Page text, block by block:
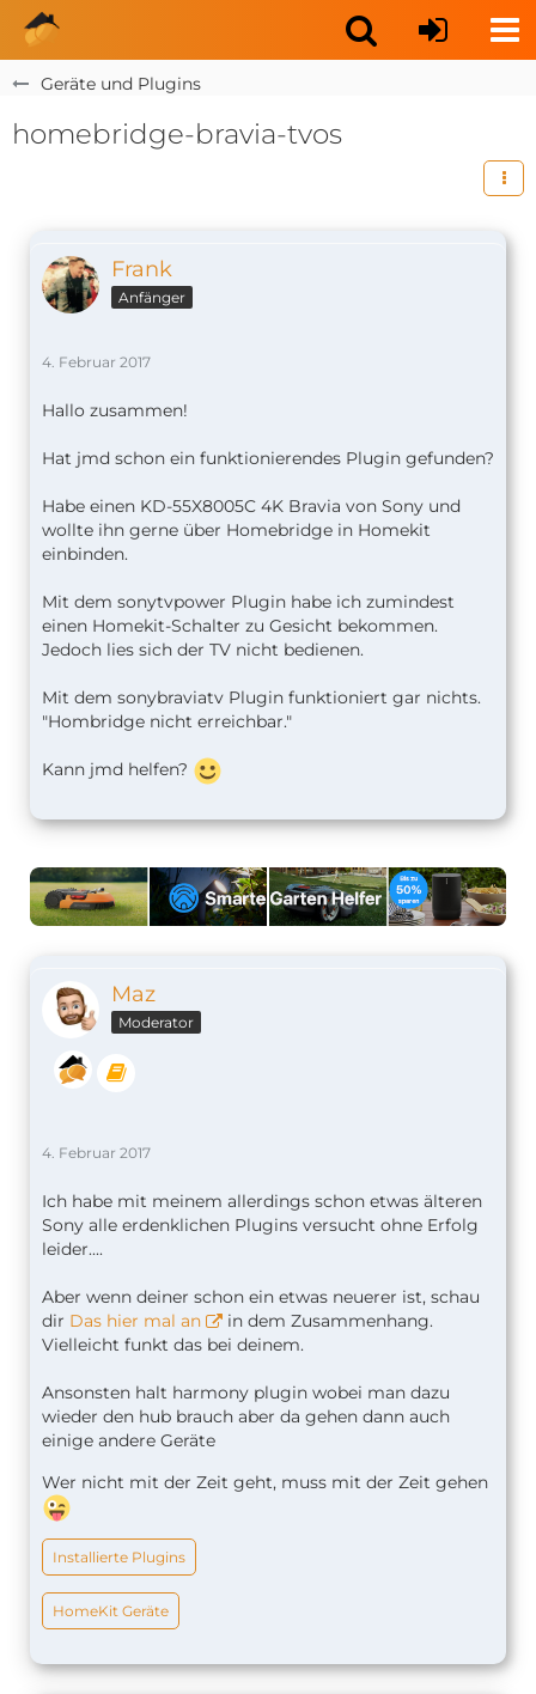
Geräte und Plugins
homebridge-bravia-tvos
Frank
Anfänger
4. Februar 2017
Hallo zusammen!
Hat jmd schon ein funktionierendes Plugin gefunden?
Habe einen KD-55X8005C 4K Bravia von Sony und
wollte ihn gerne über Homebridge in Homekit
einbinden.
Mit dem sonytvpower Plugin habe ich zumindest
einen Homekit-Schalter zu Gesicht bekommen.
Jedoch lies sich der TV nicht bedienen.
Mit dem sonybraviatv Plugin funktioniert gar nichts.
"Hombridge nicht erreichbar."
Kann jmd helfen?
Maz
Moderator
4. Februar 2017
Ich habe mit meinem allerdings schon etwas älteren
Sony alle erdenklichen Plugins versucht ohne Erfolg
leider....
Aber wenn deiner schon ein etwas neuerer ist, schau
dir Das hier mal an
in dem Zusammenhang.
Vielleicht funkt das bei deinem.
Ansonsten halt harmony plugin wobei man dazu
wieder den hub brauch aber da gehen dann auch
einige andere Geräte
Wer nicht mit der Zeit geht, muss mit der Zeit gehen
Installierte Plugins
HomeKit Geräte